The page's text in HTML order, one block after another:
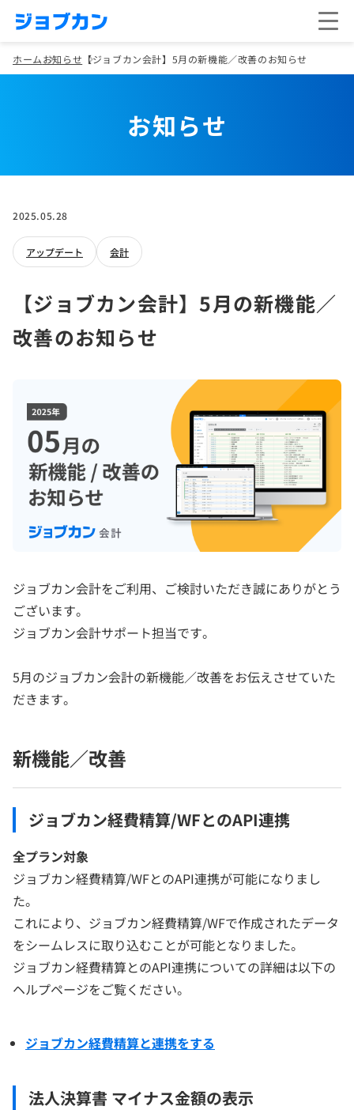
ホームお知らせ 【ジョブカン会計】5月の新機能／改善のお知らせ
お知らせ
2025.05.28
アップデート 会計
【ジョブカン会計】5月の新機能／
改善のお知らせ
ジョブカン会計をご利用、ご検討いただき誠にありがとう
ございます。
ジョブカン会計サポート担当です。
5月のジョブカン会計の新機能／改善をお伝えさせていた
だきます。
新機能／改善
ジョブカン経費精算/WFとのAPI連携
全プラン対象
ジョブカン経費精算/WFとのAPI連携が可能になりまし
た。
これにより、ジョブカン経費精算/WFで作成されたデータ
をシームレスに取り込むことが可能となりました。
ジョブカン経費精算とのAPI連携についての詳細は以下の
ヘルプページをご覧ください。
ジョブカン経費精算と連携をする
法人決算書 マイナス金額の表示